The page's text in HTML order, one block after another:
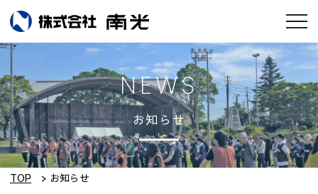
会社情報
南光のモノづくり
工場紹介
NEWS
お知らせ
TOP お知らせ